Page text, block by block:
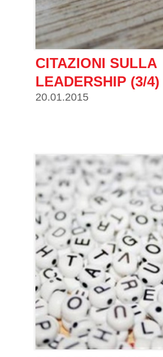
CITAZIONI SULLA
LEADERSHIP (3/4)
20.01.2015